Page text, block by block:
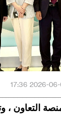
2026-06-02
التعاون ،